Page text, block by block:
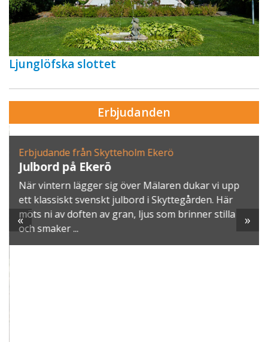
Ljunglöfska slottet
Erbjudanden
Erbjudande från Skytteholm Ekerö
Julbord på Ekerö
När vintern lägger sig över Mälaren dukar vi upp
ett klassiskt svenskt julbord i Skyttegården. Här
möts ni av doften av gran, ljus som brinner stilla
och smaker ...
« »